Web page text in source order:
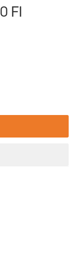
FI